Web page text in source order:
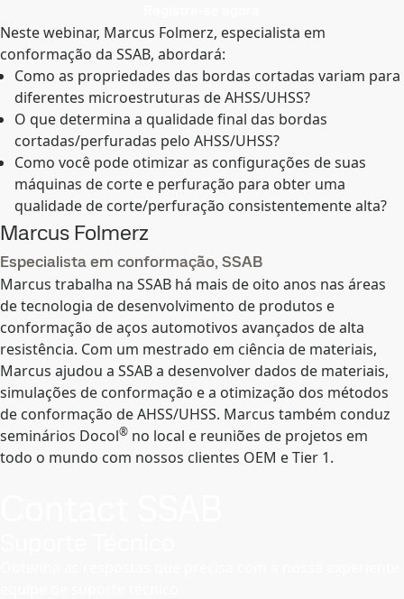
Neste webinar, Marcus Folmerz, especialista em
conformação da SSAB, abordará:
Como as propriedades das bordas cortadas variam para
diferentes microestruturas de AHSS/UHSS?
O que determina a qualidade final das bordas
cortadas/perfuradas pelo AHSS/UHSS?
Como você pode otimizar as configurações de suas
máquinas de corte e perfuração para obter uma
qualidade de corte/perfuração consistentemente alta?
Marcus Folmerz
Especialista em conformação, SSAB
Marcus trabalha na SSAB há mais de oito anos nas áreas
de tecnologia de desenvolvimento de produtos e
conformação de aços automotivos avançados de alta
resistência. Com um mestrado em ciência de materiais,
Marcus ajudou a SSAB a desenvolver dados de materiais,
simulações de conformação e a otimização dos métodos
de conformação de AHSS/UHSS. Marcus também conduz
seminários Docol® no local e reuniões de projetos em
todo o mundo com nossos clientes OEM e Tier 1.